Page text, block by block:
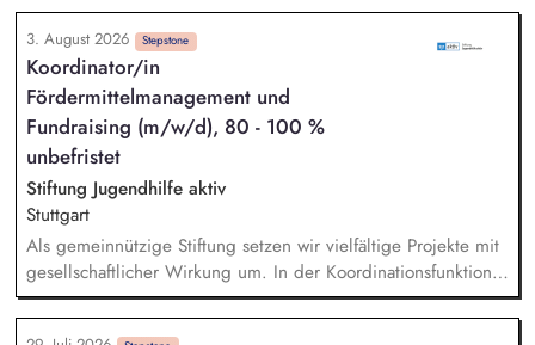
Sie kombinieren Ihre kulinarischen Fähigkeiten mit
pädagogischem Gespür und tragen dazu bei, Perspektiven
zu schaffen, Selbstvertrauen zu stärken und Fähigkeiten zu
entfalten. Sie vermitteln mit Begeisterung praktische und
theoretische Inhalte rund um die Nahrungszubereitung – von
Hygiene bis Menüplanung, von Schneidetechniken bis zur
sensorischen Schulung. Sie fördern gezielt individuelle
Fähigkeiten und stärken Selbstvertrauen, Ausdauer und
Freude am Tun.
3. August 2026 Stepstone
Koordinator/in
Fördermittelmanagement und
Fundraising (m/w/d), 80 - 100 %
unbefristet
Stiftung Jugendhilfe aktiv
Stuttgart
Als gemeinnützige Stiftung setzen wir vielfältige Projekte mit
gesellschaftlicher Wirkung um. In der Koordinationsfunktion
stellst du die Beschaffung von Drittmitteln sicher, sorgst für
die zweckgerechte Verwendung und ermöglichst, dass